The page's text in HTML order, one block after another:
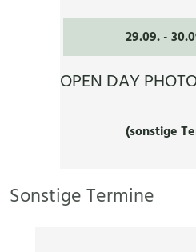
29.09.-
OPEN DAY
(sonstige
Sonstige Termine